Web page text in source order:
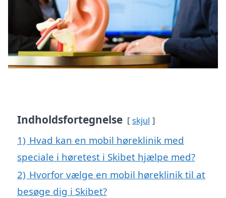
Indholdsfortegnelse skjul
1) Hvad kan en mobil høreklinik med
speciale i høretest i Skibet hjælpe med?
2) Hvorfor vælge en mobil høreklinik til at
besøge dig i Skibet?